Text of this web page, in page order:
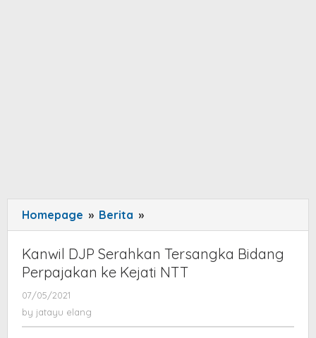
Homepage » Berita »
DJP
Serahkan
Tersangka
Kanwil DJP Serahkan Tersangka Bidang
Perpajakan ke Kejati NTT
07/05/2021
jatayu
by jatayu elang